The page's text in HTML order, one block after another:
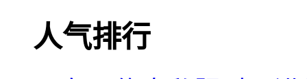
人气排行